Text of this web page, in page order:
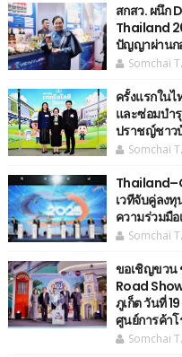
สกสว. ผนึก
Thailand
ปัญญาผ่านก
Somchai T.
ครั้งแรกในไ
และซ่อมบำ
ปราชญ์ชาว
Somchai T.
เวทีจับคู่ลง
ความร่วมมื
Somchai T.
ขอเชิญขวน
Road
ภูเก็ต วันที่
ศูนย์การค้า
Somchai T.